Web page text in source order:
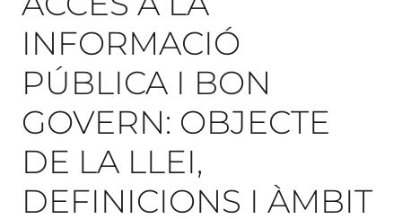
INFORMACIÓ
PÚBLICA I BON
GOVERN: OBJECTE
DE LA LLEI,
DEFINICIONS I ÀMBIT